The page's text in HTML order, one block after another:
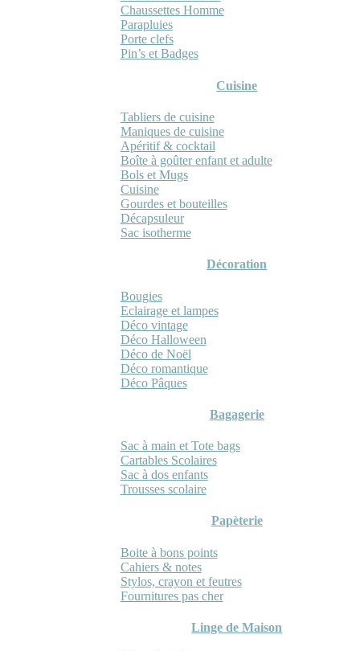
Chaussettes Homme
Parapluies
Porte clefs
Pin’s et Badges
Cuisine
Tabliers de cuisine
Maniques de cuisine
Apéritif & cocktail
Boîte à goûter enfant et adulte
Bols et Mugs
Cuisine
Gourdes et bouteilles
Décapsuleur
Sac isotherme
Décoration
Bougies
Eclairage et lampes
Déco vintage
Déco Halloween
Déco de Noël
Déco romantique
Déco Pâques
Bagagerie
Sac à main et Tote bags
Cartables Scolaires
Sac à dos enfants
Trousses scolaire
Papèterie
Boite à bons points
Cahiers & notes
Stylos, crayon et feutres
Fournitures pas cher
Linge de Maison